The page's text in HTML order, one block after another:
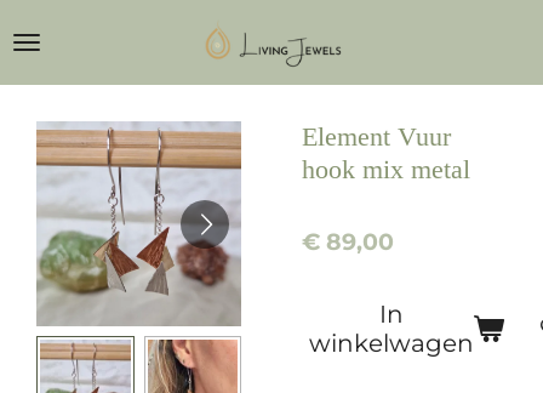
direct
naar
hoofdinhoud
Element Vuur
hook mix metal
€ 89,00
In
winkelwagen